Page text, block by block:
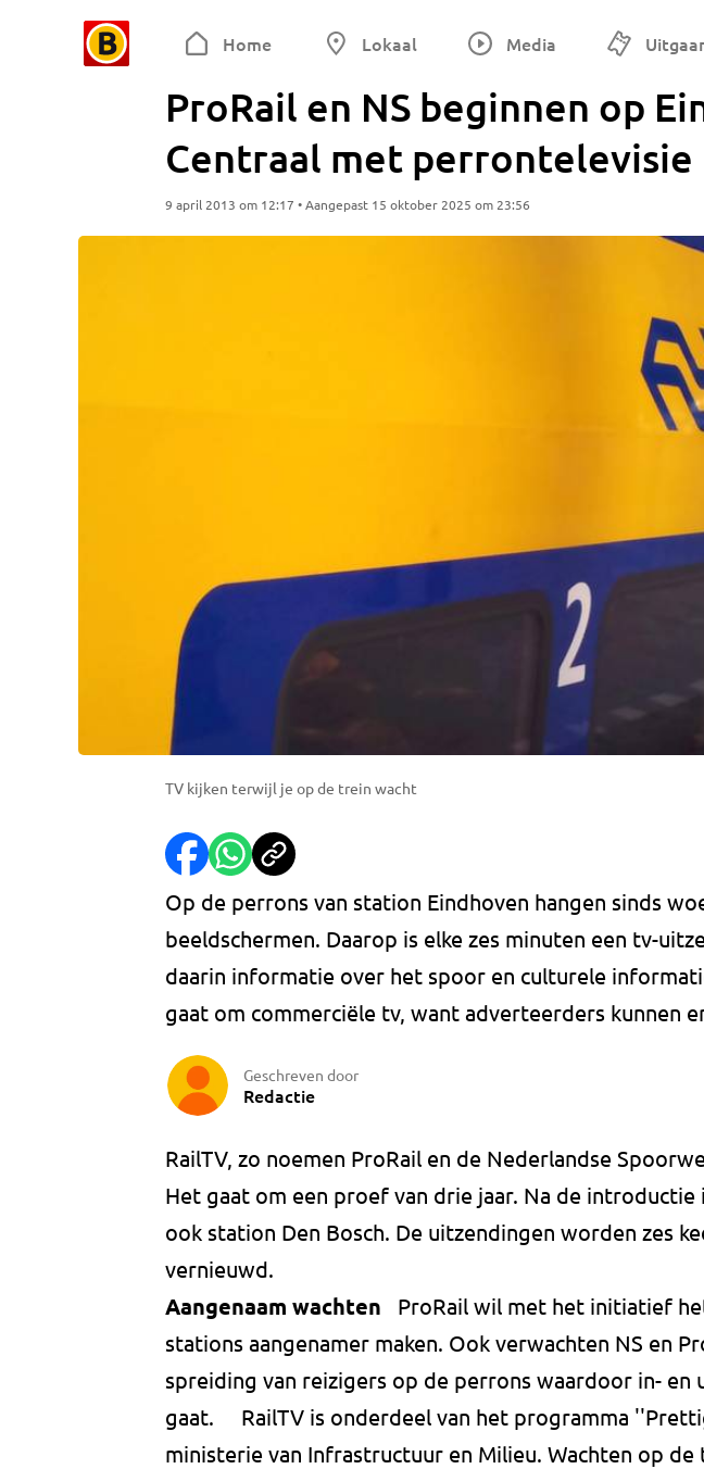
Home Lokaal Media
ProRail en NS beginnen op
Centraal met perrontelevisie
9 april 2013 om 12:17 • Aangepast 15 oktober 2025 om 23:56
TV kijken terwijl je op de trein wacht
Op de perrons van station Eindhoven hangen sinds
beeldschermen. Daarop is elke zes minuten een tv-
daarin informatie over het spoor en culturele
gaat om commerciële tv, want adverteerders kunnen
Geschreven door
Redactie
RailTV, zo noemen ProRail en de Nederlandse
Het gaat om een proef van drie jaar. Na de introductie
ook station Den Bosch. De uitzendingen worden zes
vernieuwd.
Aangenaam wachten ProRail wil met het initiatief
stations aangenamer maken. Ook verwachten NS en
spreiding van reizigers op de perrons waardoor in- en
gaat. RailTV is onderdeel van het programma
ministerie van Infrastructuur en Milieu. Wachten op